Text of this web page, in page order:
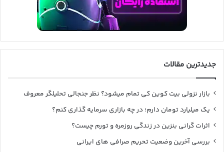
جدیدترین مقالات
بازار نزولی بیت کوین کی تمام میشود؟ نظر جنجالی تحلیلگر معروف
یک میلیارد تومان دارم؛ در چه بازاری سرمایه گذاری کنم؟
اثرات گرانی بنزین در زندگی روزمره و تورم چیست؟
بررسی آخرین وضعیت تحریم صرافی های ایرانی